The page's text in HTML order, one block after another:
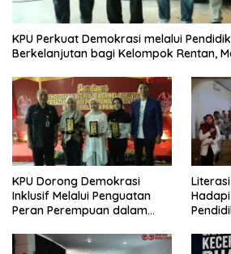
KPU Perkuat Demokrasi melalui
Berkelanjutan bagi Kelompok Rentan,
KPU Dorong Demokrasi
Inklusif Melalui Penguatan
Peran Perempuan dalam